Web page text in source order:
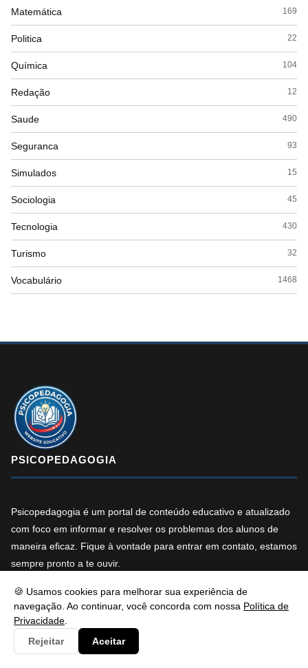
🍪 Usamos cookies para melhorar sua experiência de
navegação. Ao continuar, você concorda com nossa Política de
Privacidade
Rejeitar
Aceitar
Matemática 169
Politica 22
Química 104
Redação 12
Saude 490
Seguranca 93
Simulados 15
Sociologia 45
Tecnologia 430
Turismo 32
Vocabulário 1468
PSICOPEDAGOGIA
Psicopedagogia é um portal de conteúdo educativo e atualizado
com foco em informar e resolver os problemas dos alunos de
maneira eficaz. Fique à vontade para entrar em contato, estamos
sempre pronto a te ouvir.
X in YT
NAVEGAÇÃO